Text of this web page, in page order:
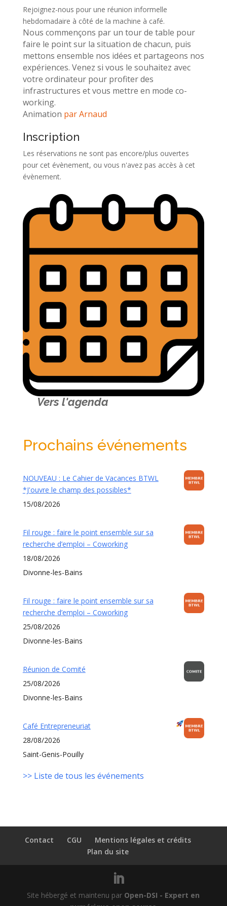
Rejoignez-nous pour une réunion informelle
hebdomadaire à côté de la machine à café.
Nous commençons par un tour de table pour
faire le point sur la situation de chacun, puis
mettons ensemble nos idées et partageons nos
expériences. Venez si vous le souhaitez avec
votre ordinateur pour profiter des
infrastructures et vous mettre en mode co-
working.
Animation par Arnaud
Inscription
Les réservations ne sont pas encore/plus ouvertes
pour cet évènement, ou vous n'avez pas accès à cet
évènement.
Vers l'agenda
Prochains événements
NOUVEAU : Le Cahier de Vacances BTWL
*J'ouvre le champ des possibles*
15/08/2026
Fil rouge : faire le point ensemble sur sa
recherche d’emploi – Coworking
18/08/2026
Divonne-les-Bains
Fil rouge : faire le point ensemble sur sa
recherche d’emploi – Coworking
25/08/2026
Divonne-les-Bains
Réunion de Comité
25/08/2026
Divonne-les-Bains
Café Entrepreneuriat
28/08/2026
Saint-Genis-Pouilly
>> Liste de tous les événements
Contact CGU
Mentions légales et crédits
Plan du site
Site hébergé et maintenu par Open-DSI - Expert en